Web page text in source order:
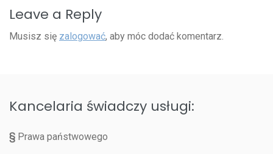
Leave a Reply
Musisz się zalogować, aby móc dodać komentarz.
Kancelaria świadczy usługi:
§ Prawa państwowego